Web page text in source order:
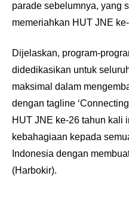
parade sebelumnya, yang
memeriahkan HUT JNE
Dijelaskan, program-
didedikasikan untuk
maksimal dalam
dengan tagline
HUT JNE ke-26 tahun kali
kebahagiaan kepada
Indonesia dengan
(Harbokir).